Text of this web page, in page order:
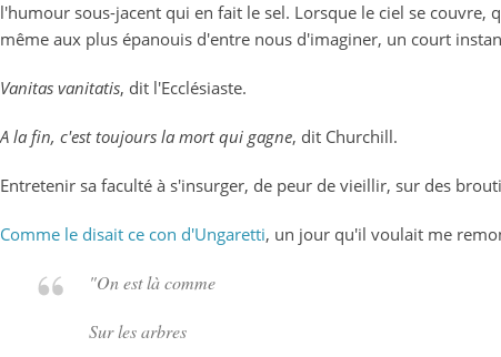
plein
l'humour sous-jacent qui en fait le sel. Lorsque le ciel se
même aux plus épanouis d'entre nous d'imaginer, un court
Vanitas vanitatis, dit l'Ecclésiaste.
A la fin, c'est toujours la mort qui gagne, dit Churchill.
Entretenir sa faculté à s'insurger, de peur de vieillir, sur des
Comme le disait ce con d'Ungaretti, un jour qu'il voulait me
"On est là comme
Sur les arbres